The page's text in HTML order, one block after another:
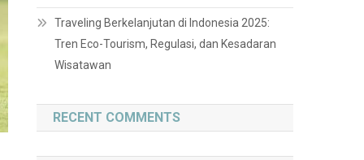
Traveling Berkelanjutan di Indonesia 2025:
Tren Eco-Tourism, Regulasi, dan Kesadaran
Wisatawan
RECENT COMMENTS